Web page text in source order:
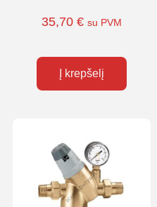
35,70 € su PVM
Į krepšelį